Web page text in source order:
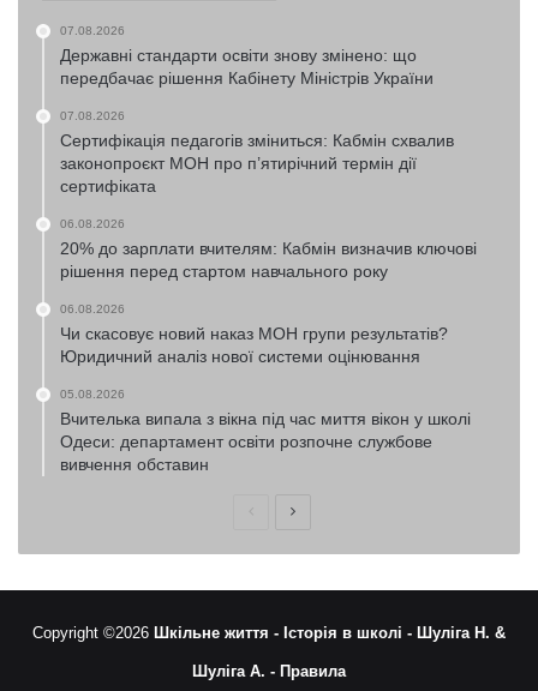
07.08.2026
Державні стандарти освіти знову змінено: що
передбачає рішення Кабінету Міністрів України
07.08.2026
Сертифікація педагогів зміниться: Кабмін схвалив
законопроєкт МОН про п’ятирічний термін дії
сертифіката
06.08.2026
20% до зарплати вчителям: Кабмін визначив ключові
рішення перед стартом навчального року
06.08.2026
Чи скасовує новий наказ МОН групи результатів?
Юридичний аналіз нової системи оцінювання
05.08.2026
Вчителька випала з вікна під час миття вікон у школі
Одеси: департамент освіти розпочне службове
вивчення обставин
ПопередняНаступна
Copyright ©2026 Шкільне життя - Історія в школі - Шуліга Н. &
Шуліга А. - Правила